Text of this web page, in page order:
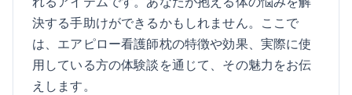
決する手助けができるかもしれません。ここで
は、エアピロー看護師枕の特徴や効果、実際に使
用している方の体験談を通じて、その魅力をお伝
えします。